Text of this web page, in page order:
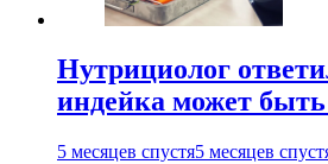
Нутрициолог
индейка может
5 месяцев спустя5 месяцев